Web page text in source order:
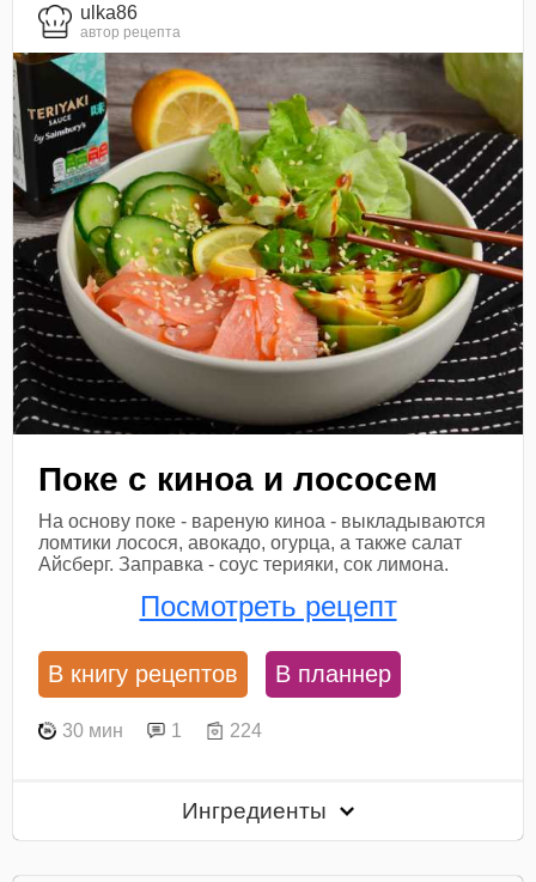
ulka86
автор рецепта
Поке с киноа и лососем
На основу поке - вареную киноа - выкладываются
ломтики лосося, авокадо, огурца, а также салат
Айсберг. Заправка - соус терияки, сок лимона.
Посмотреть рецепт
В книгу рецептов В планнер
30 мин 1 224
Ингредиенты